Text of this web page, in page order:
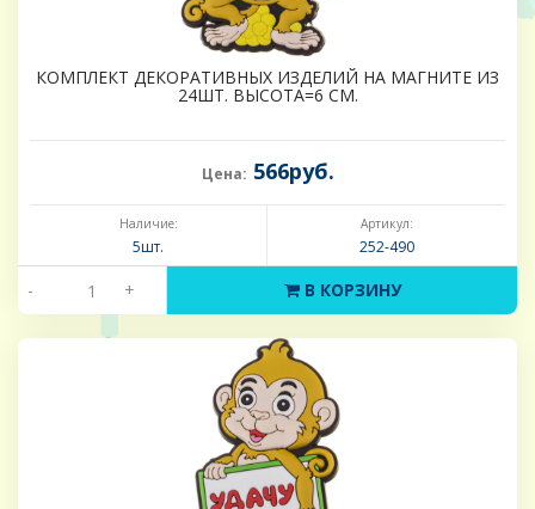
КОМПЛЕКТ ДЕКОРАТИВНЫХ ИЗДЕЛИЙ НА МАГНИТЕ ИЗ
24ШТ. ВЫСОТА=6 СМ.
Цена: 566руб.
Наличие:
5шт.
Артикул:
252-490
- + В КОРЗИНУ